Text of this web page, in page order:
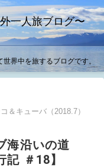
一人旅ブログ〜
界中を旅するブログです。
＆キューバ（2018.7）
海沿いの道
記 ＃18】